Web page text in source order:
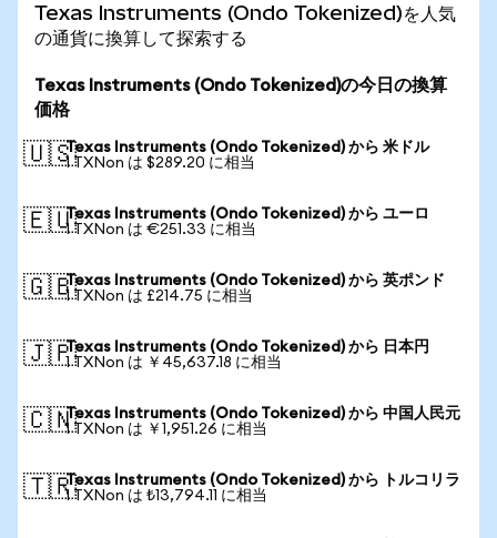
Texas Instruments (Ondo Tokenized)を人気
の通貨に換算して探索する
Texas Instruments (Ondo Tokenized)の今日の換算
価格
🇺🇸Texas Instruments (Ondo Tokenized) から 米ドル
1 TXNon は $289.20 に相当
🇪🇺Texas Instruments (Ondo Tokenized) から ユーロ
1 TXNon は €251.33 に相当
🇬🇧Texas Instruments (Ondo Tokenized) から 英ポンド
1 TXNon は £214.75 に相当
🇯🇵Texas Instruments (Ondo Tokenized) から 日本円
1 TXNon は ￥45,637.18 に相当
🇨🇳Texas Instruments (Ondo Tokenized) から 中国人民元
1 TXNon は ￥1,951.26 に相当
🇹🇷Texas Instruments (Ondo Tokenized) から トルコリラ
1 TXNon は ₺13,794.11 に相当